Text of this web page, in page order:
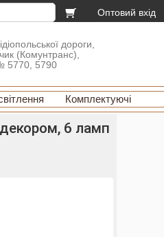
Оптовий вхід
дороги,
(Комунтранс),
5770, 5790
Комплектуючі
6 ламп